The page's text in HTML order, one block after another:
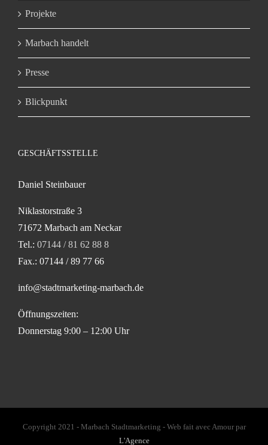
Projekte
Marbach handelt
Presse
Blickpunkt
GESCHÄFTSSTELLE
Daniel Steinbauer
Niklastorstraße 3
71672 Marbach am Neckar
Tel.: 07144 / 81 62 88 8
Fax.: 07144 / 89 77 66
info@stadtmarketing-marbach.de
Öffnungszeiten:
Donnerstag 9:00 – 12:00 Uhr
Copyright 2021 - Marbach Stadtmarketing - Web fait avec Amour par
L'Agence